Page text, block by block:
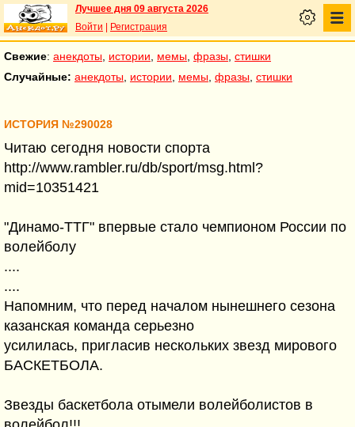
Лучшее дня 09 августа 2026
Войти
Регистрация
Свежие: анекдоты истории мемы фразы стишки
Случайные: анекдоты истории мемы фразы стишки
ИСТОРИЯ №290028
Читаю сегодня новости спорта
http://www.rambler.ru/db/sport/msg.html?
mid=10351421
"Динамо-ТТГ" впервые стало чемпионом России по
волейболу
....
....
Напомним, что перед началом нынешнего сезона
казанская команда серьезно
усилилась, пригласив нескольких звезд мирового
БАСКЕТБОЛА.
Звезды баскетбола отымели волейболистов в